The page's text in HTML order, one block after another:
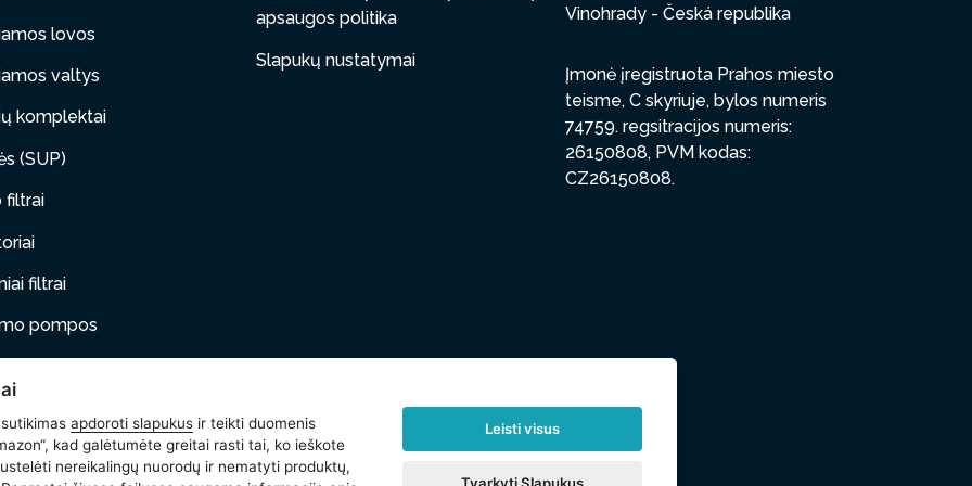
lovos
valtys
komplektai
(SUP)
filtrai
filtrai
pompos
apsaugos politika
Slapukų nustatymai
Vinohrady - Česká republika
Įmonė įregistruota Prahos miesto
teisme, C skyriuje, bylos numeris
74759. regsitracijos numeris:
26150808, PVM kodas:
CZ26150808.
apdoroti slapukus ir teikti duomenis
kad galėtumėte greitai rasti tai, ko ieškote
nereikalingų nuorodų ir nematyti produktų,
Leisti visus
Tvarkyti Slapukus